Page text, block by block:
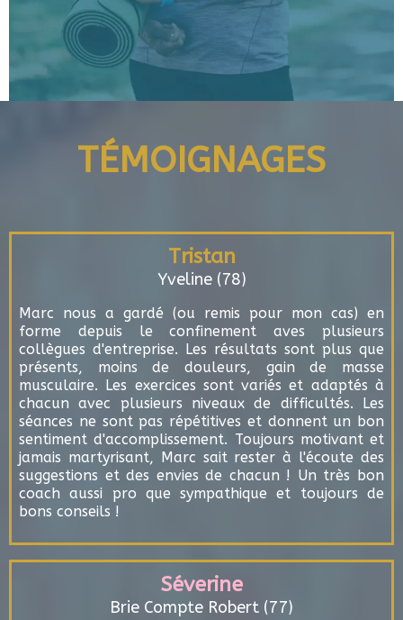
TÉMOIGNAGES
Tristan
Yveline (78)
Marc nous a gardé (ou remis pour mon cas) en
forme depuis le confinement aves plusieurs
collègues d'entreprise. Les résultats sont plus que
présents, moins de douleurs, gain de masse
musculaire. Les exercices sont variés et adaptés à
chacun avec plusieurs niveaux de difficultés. Les
séances ne sont pas répétitives et donnent un bon
sentiment d'accomplissement. Toujours motivant et
jamais martyrisant, Marc sait rester à l'écoute des
suggestions et des envies de chacun ! Un très bon
coach aussi pro que sympathique et toujours de
bons conseils !
Séverine
Brie Compte Robert (77)